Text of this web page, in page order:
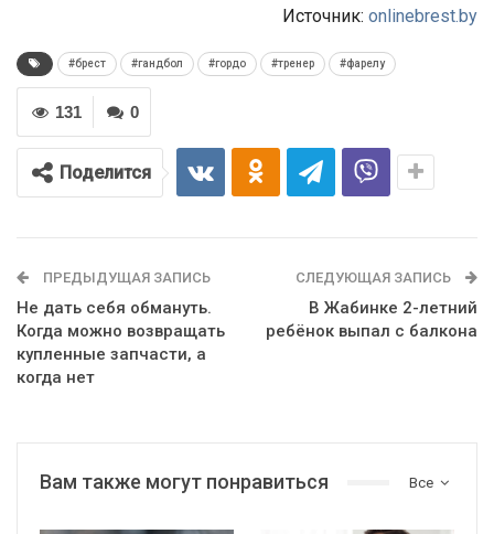
Источник: onlinebrest.by
#брест #гандбол #гордо #тренер #фарелу
0
131
Поделится
ПРЕДЫДУЩАЯ ЗАПИСЬ
Не дать себя обмануть.
Когда можно возвращать
купленные запчасти, а
когда нет
СЛЕДУЮЩАЯ ЗАПИСЬ
В Жабинке 2-летний
ребёнок выпал с балкона
Все
Вам также могут понравиться